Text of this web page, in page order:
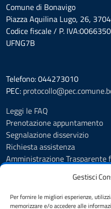
Gestisci
Per fornire le migliori esperienze,
memorizzare e/o accedere alle
Comune di Bonavigo
Piazza Aquilina Lugo, 26,
Codice fiscale / P.
UFNG7B
Telefono: 044273010
PEC:
Leggi le FAQ
Prenotazione appuntamento
Segnalazione disservizio
Richiesta assistenza
Amministrazione
Cookie Policy
Informativa privacy